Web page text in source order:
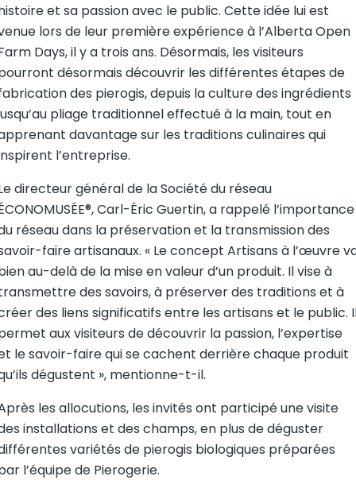
et sa passion avec le public. Cette idée lui est
lors de leur première expérience à l’Alberta Open
Days, il y a trois ans. Désormais, les visiteurs
désormais découvrir les différentes étapes de
des pierogis, depuis la culture des ingrédients
pliage traditionnel effectué à la main, tout en
davantage sur les traditions culinaires qui
l’entreprise.
directeur général de la Société du réseau
Carl-Éric Guertin, a rappelé l’importance
réseau dans la préservation et la transmission des
faire artisanaux. « Le concept Artisans à l’œuvre
au-delà de la mise en valeur d’un produit. Il vise à
des savoirs, à préserver des traditions et à
des liens significatifs entre les artisans et le public.
aux visiteurs de découvrir la passion, l’expertise
le savoir-faire qui se cachent derrière chaque produit
dégustent », mentionne-t-il.
les allocutions, les invités ont participé une visite
installations et des champs, en plus de déguster
variétés de pierogis biologiques préparées
l’équipe de Pierogerie.